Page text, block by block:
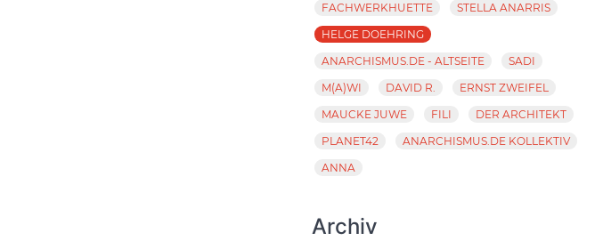
FACHWERKHUETTE
STELLA ANARRIS
HELGE DOEHRING
ANARCHISMUS.DE - ALTSEITE
SADI
M(A)WI
DAVID R.
ERNST ZWEIFEL
MAUCKE JUWE
FILI
DER ARCHITEKT
PLANET42
ANARCHISMUS.DE KOLLEKTIV
ANNA
Archiv